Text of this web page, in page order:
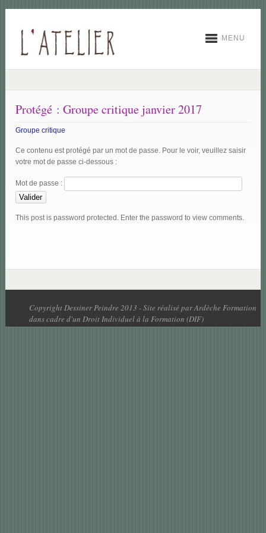
MENU
Protégé : Groupe critique janvier 2017
Groupe critique
Ce contenu est protégé par un mot de passe. Pour le voir, veuillez saisir
votre mot de passe ci-dessous :
Mot de passe :
This post is password protected. Enter the password to view comments.
Copyright Dessiner Peindre 2013 - Site réalisé par Ardèche Formation
dans cadre d'un Droit Individuel à la Formation (DIF)